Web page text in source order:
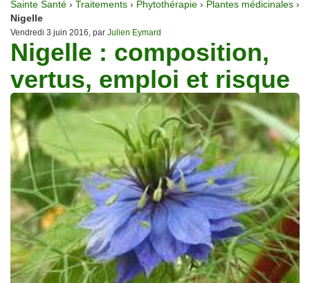
Nutrition
Pathologie
Psychologie
Recherches
Traitements
Sainte Santé › Traitements › Phytothérapie › Plantes médicinales ›
Nigelle
Vendredi 3 juin 2016, par Julien Eymard
Nigelle : composition,
vertus, emploi et risque